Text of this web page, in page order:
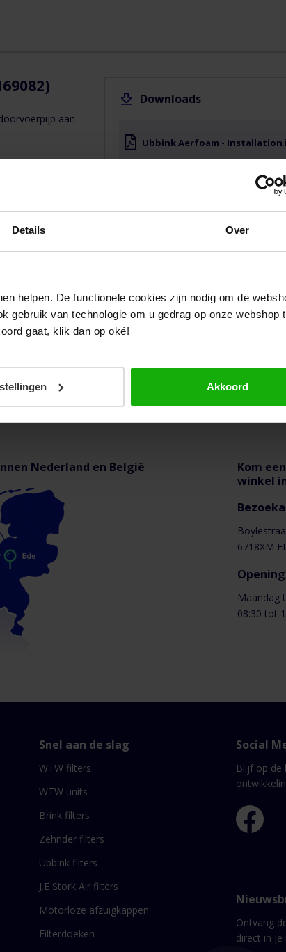
Details Over
helpen. De functionele cookies zijn nodig om de
gebruik van technologie om u gedrag op onze webshop
gaat, klik dan op oké!
Akkoord
aan
Downloads
Ubbink Aerfoam -
snelle levering en
Tilburg
Nederland en België
Kom
winkel
6718XM
Maandag
08:30 tot
Snel aan de slag
WTW filters
WTW units
Brink filters
Zehnder filters
Ubbink filters
J.E Stork Air filters
Motorloze afzuigkappen
Filterdoeken
Social
Blijf op de
Ontvang
direct in je